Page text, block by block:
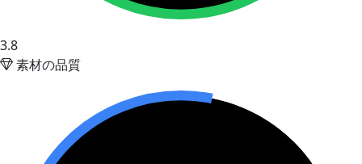
3.8
素材の品質